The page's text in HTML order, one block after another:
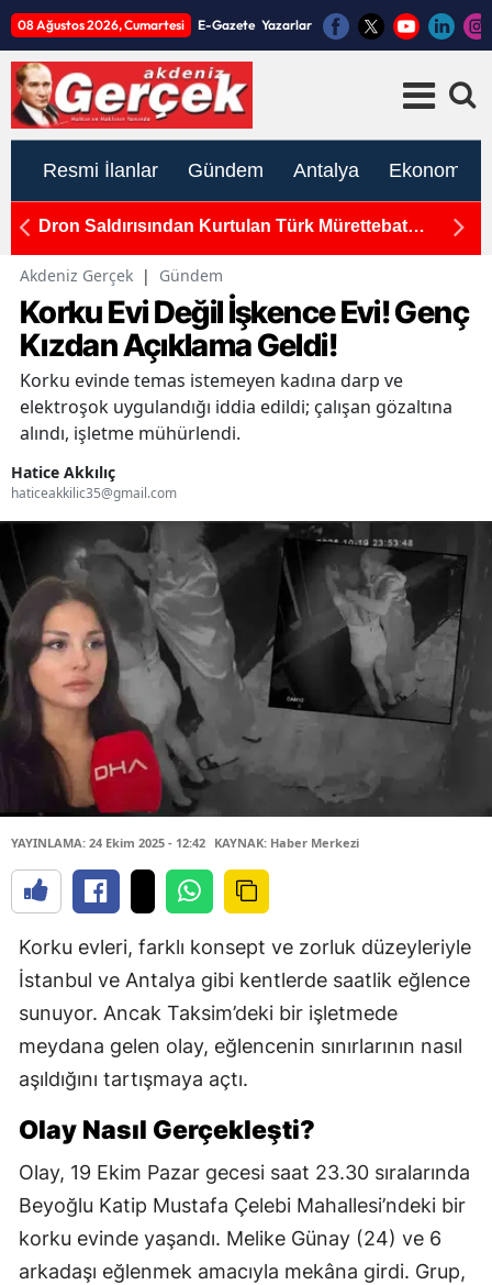
08 Ağustos 2026, Cumartesi E-Gazete Yazarlar
Resmi İlanlar Gündem Antalya Ekonomi
Dron Saldırısından Kurtulan Türk Mürettebat
Akdeniz Gerçek | Gündem
Korku Evi Değil İşkence Evi! Genç
Kızdan Açıklama Geldi!
Korku evinde temas istemeyen kadına darp ve
elektroşok uygulandığı iddia edildi; çalışan gözaltına
alındı, işletme mühürlendi.
Hatice Akkılıç
haticeakkilic35@gmail.com
YAYINLAMA: 24 Ekim 2025 - 12:42 KAYNAK: Haber Merkezi
Korku evleri, farklı konsept ve zorluk düzeyleriyle
İstanbul ve Antalya gibi kentlerde saatlik eğlence
sunuyor. Ancak Taksim’deki bir işletmede
meydana gelen olay, eğlencenin sınırlarının nasıl
aşıldığını tartışmaya açtı.
Olay Nasıl Gerçekleşti?
Olay, 19 Ekim Pazar gecesi saat 23.30 sıralarında
Beyoğlu Katip Mustafa Çelebi Mahallesi’ndeki bir
korku evinde yaşandı. Melike Günay (24) ve 6
arkadaşı eğlenmek amacıyla mekâna girdi. Grup,